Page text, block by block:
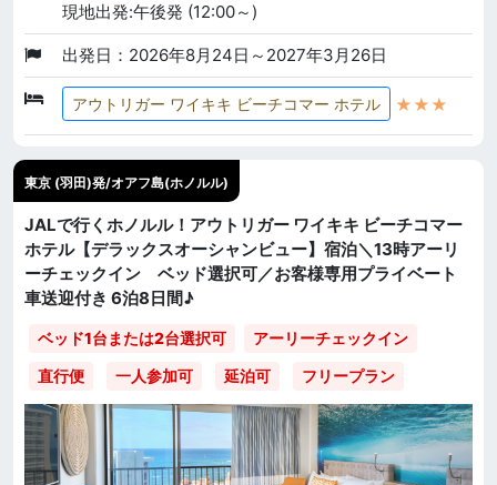
現地出発:午後発 (12:00～)
出発日：2026年8月24日～2027年3月26日
アウトリガー ワイキキ ビーチコマー ホテル ★★★
東京 (羽田)発/オアフ島(ホノルル)
JALで行くホノルル！アウトリガー ワイキキ ビーチコマー
ホテル【デラックスオーシャンビュー】宿泊＼13時アーリ
ーチェックイン ベッド選択可／お客様専用プライベート
車送迎付き 6泊8日間♪
ベッド1台または2台選択可
アーリーチェックイン
直行便
一人参加可 延泊可 フリープラン